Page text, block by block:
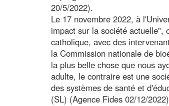
20/5/2022).
Le 17 novembre 2022, à
impact sur la société actuelle",
catholique, avec des
la Commission nationale de
la plus belle chose que nous
adulte, le contraire est une
des systèmes de santé et
(SL) (Agence Fides 02/12/2022)